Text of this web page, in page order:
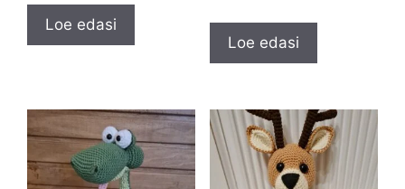
Loe edasi
Loe edasi